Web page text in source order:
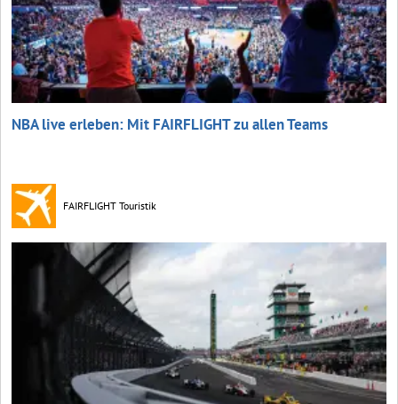
NBA live erleben: Mit FAIRFLIGHT zu allen Teams
FAIRFLIGHT Touristik